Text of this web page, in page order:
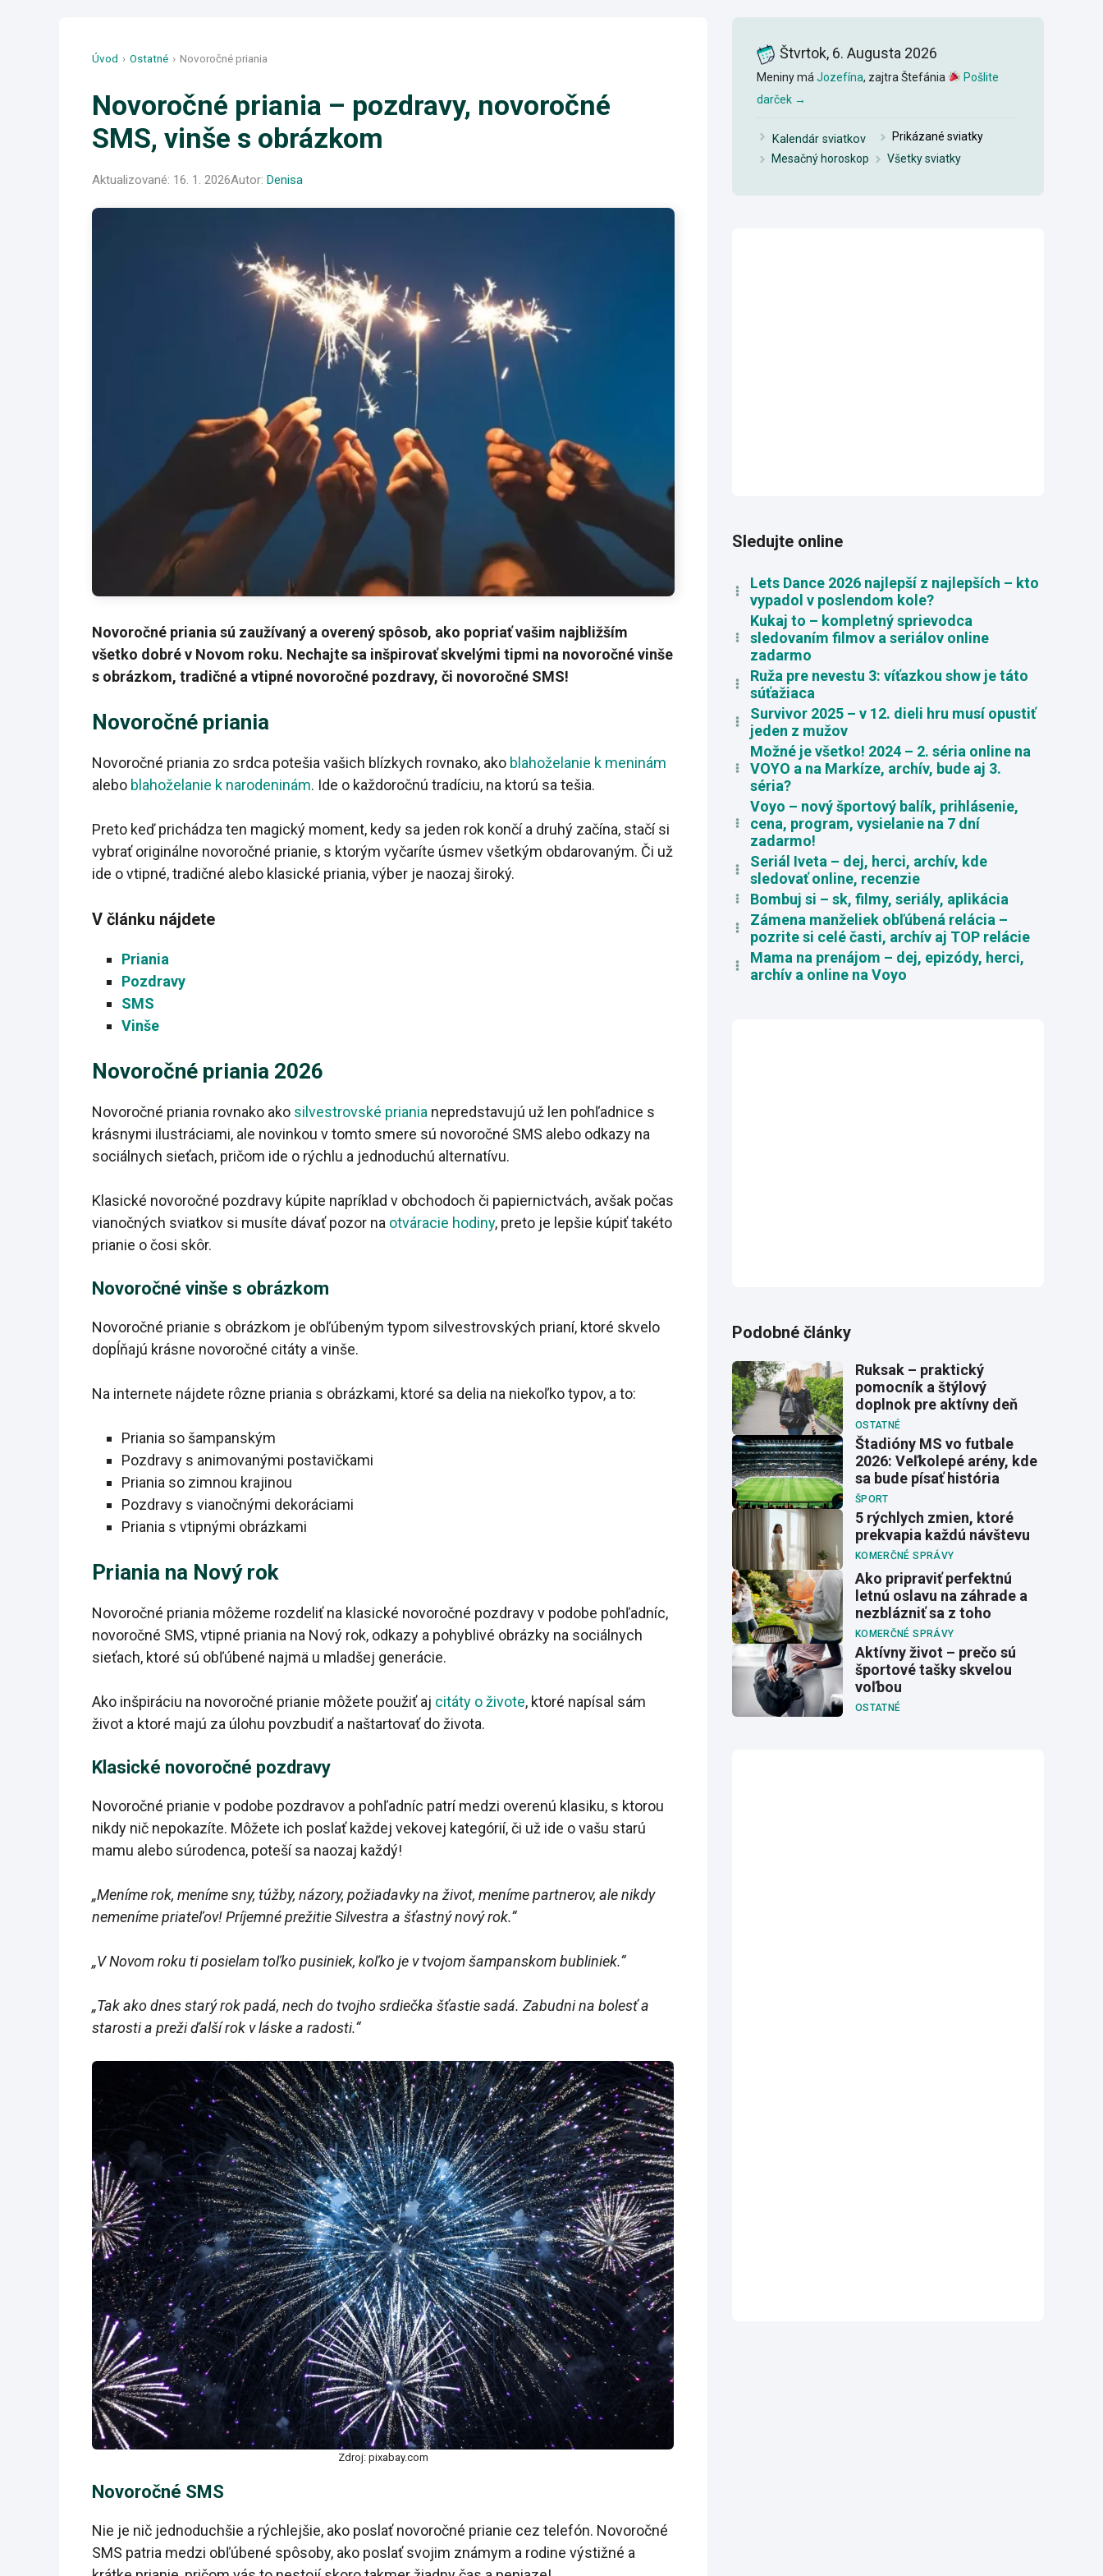
Úvod › Ostatné › Novoročné priania
Novoročné priania – pozdravy, novoročné
SMS, vinše s obrázkom
Aktualizované: 16. 1. 2026Autor: Denisa
Novoročné priania sú zaužívaný a overený spôsob, ako popriať vašim najbližším
všetko dobré v Novom roku. Nechajte sa inšpirovať skvelými tipmi na novoročné vinše
s obrázkom, tradičné a vtipné novoročné pozdravy, či novoročné SMS!
Novoročné priania
Novoročné priania zo srdca potešia vašich blízkych rovnako, ako blahoželanie k meninám
alebo blahoželanie k narodeninám. Ide o každoročnú tradíciu, na ktorú sa tešia.
Preto keď prichádza ten magický moment, kedy sa jeden rok končí a druhý začína, stačí si
vybrať originálne novoročné prianie, s ktorým vyčaríte úsmev všetkým obdarovaným. Či už
ide o vtipné, tradičné alebo klasické priania, výber je naozaj široký.
V článku nájdete
Priania
Pozdravy
SMS
Vinše
Novoročné priania 2026
Novoročné priania rovnako ako silvestrovské priania nepredstavujú už len pohľadnice s
krásnymi ilustráciami, ale novinkou v tomto smere sú novoročné SMS alebo odkazy na
sociálnych sieťach, pričom ide o rýchlu a jednoduchú alternatívu.
Klasické novoročné pozdravy kúpite napríklad v obchodoch či papiernictvách, avšak počas
vianočných sviatkov si musíte dávať pozor na otváracie hodiny, preto je lepšie kúpiť takéto
prianie o čosi skôr.
Novoročné vinše s obrázkom
Novoročné prianie s obrázkom je obľúbeným typom silvestrovských prianí, ktoré skvelo
dopĺňajú krásne novoročné citáty a vinše.
Na internete nájdete rôzne priania s obrázkami, ktoré sa delia na niekoľko typov, a to:
Priania so šampanským
Pozdravy s animovanými postavičkami
Priania so zimnou krajinou
Pozdravy s vianočnými dekoráciami
Priania s vtipnými obrázkami
Priania na Nový rok
Novoročné priania môžeme rozdeliť na klasické novoročné pozdravy v podobe pohľadníc,
novoročné SMS, vtipné priania na Nový rok, odkazy a pohyblivé obrázky na sociálnych
sieťach, ktoré sú obľúbené najmä u mladšej generácie.
Ako inšpiráciu na novoročné prianie môžete použiť aj citáty o živote, ktoré napísal sám
život a ktoré majú za úlohu povzbudiť a naštartovať do života.
Klasické novoročné pozdravy
Novoročné prianie v podobe pozdravov a pohľadníc patrí medzi overenú klasiku, s ktorou
nikdy nič nepokazíte. Môžete ich poslať každej vekovej kategórií, či už ide o vašu starú
mamu alebo súrodenca, poteší sa naozaj každý!
„Meníme rok, meníme sny, túžby, názory, požiadavky na život, meníme partnerov, ale nikdy
nemeníme priateľov! Príjemné prežitie Silvestra a šťastný nový rok.“
„V Novom roku ti posielam toľko pusiniek, koľko je v tvojom šampanskom bubliniek.“
„Tak ako dnes starý rok padá, nech do tvojho srdiečka šťastie sadá. Zabudni na bolesť a
starosti a preži ďalší rok v láske a radosti.“
Zdroj: pixabay.com
Novoročné SMS
Nie je nič jednoduchšie a rýchlejšie, ako poslať novoročné prianie cez telefón. Novoročné
SMS patria medzi obľúbené spôsoby, ako poslať svojim známym a rodine výstižné a
Štvrtok, 6. Augusta 2026
Meniny má Jozefína, zajtra Štefánia
Pošlite
darček →
Kalendár sviatkov Prikázané sviatky
Mesačný horoskop
Všetky sviatky
Sledujte online
Lets Dance 2026 najlepší z najlepších – kto
vypadol v poslendom kole?
Kukaj to – kompletný sprievodca
sledovaním filmov a seriálov online
zadarmo
Ruža pre nevestu 3: víťazkou show je táto
súťažiaca
Survivor 2025 – v 12. dieli hru musí opustiť
jeden z mužov
Možné je všetko! 2024 – 2. séria online na
VOYO a na Markíze, archív, bude aj 3.
séria?
Voyo – nový športový balík, prihlásenie,
cena, program, vysielanie na 7 dní
zadarmo!
Seriál Iveta – dej, herci, archív, kde
sledovať online, recenzie
Bombuj si – sk, filmy, seriály, aplikácia
Zámena manželiek obľúbená relácia –
pozrite si celé časti, archív aj TOP relácie
Mama na prenájom – dej, epizódy, herci,
archív a online na Voyo
Podobné články
Ruksak – praktický
pomocník a štýlový
doplnok pre aktívny deň
OSTATNÉ
Štadióny MS vo futbale
2026: Veľkolepé arény, kde
sa bude písať história
ŠPORT
5 rýchlych zmien, ktoré
prekvapia každú návštevu
KOMERČNÉ SPRÁVY
Ako pripraviť perfektnú
letnú oslavu na záhrade a
nezblázniť sa z toho
KOMERČNÉ SPRÁVY
Aktívny život – prečo sú
športové tašky skvelou
voľbou
OSTATNÉ